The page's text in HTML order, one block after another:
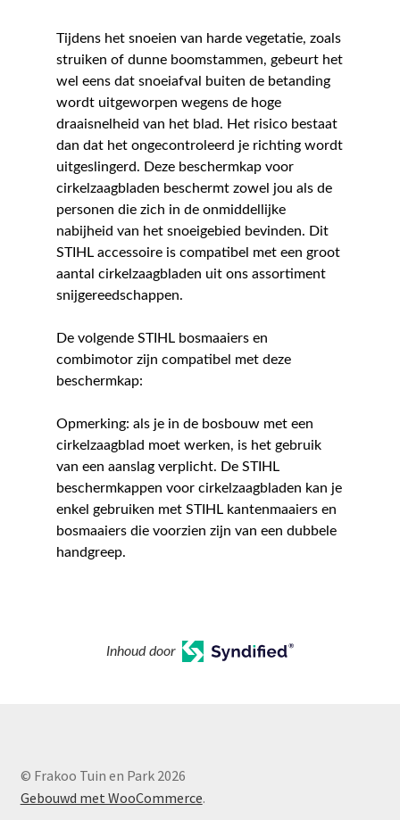
Tijdens het snoeien van harde vegetatie, zoals
struiken of dunne boomstammen, gebeurt het
wel eens dat snoeiafval buiten de betanding
wordt uitgeworpen wegens de hoge
draaisnelheid van het blad. Het risico bestaat
dan dat het ongecontroleerd je richting wordt
uitgeslingerd. Deze beschermkap voor
cirkelzaagbladen beschermt zowel jou als de
personen die zich in de onmiddellijke
nabijheid van het snoeigebied bevinden. Dit
STIHL accessoire is compatibel met een groot
aantal cirkelzaagbladen uit ons assortiment
snijgereedschappen.
De volgende STIHL bosmaaiers en
combimotor zijn compatibel met deze
beschermkap:
Opmerking: als je in de bosbouw met een
cirkelzaagblad moet werken, is het gebruik
van een aanslag verplicht. De STIHL
beschermkappen voor cirkelzaagbladen kan je
enkel gebruiken met STIHL kantenmaaiers en
bosmaaiers die voorzien zijn van een dubbele
handgreep.
Inhoud door
© Frakoo Tuin en Park 2026
Gebouwd met WooCommerce.